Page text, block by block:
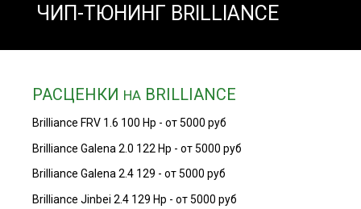
ЧИП-ТЮНИНГ BRILLIANCE
РАСЦЕНКИ НА BRILLIANCE
Brilliance FRV 1.6 100 Hp - от 5000 руб
Brilliance Galena 2.0 122 Hp - от 5000 руб
Brilliance Galena 2.4 129 - от 5000 руб
Brilliance Jinbei 2.4 129 Hp - от 5000 руб